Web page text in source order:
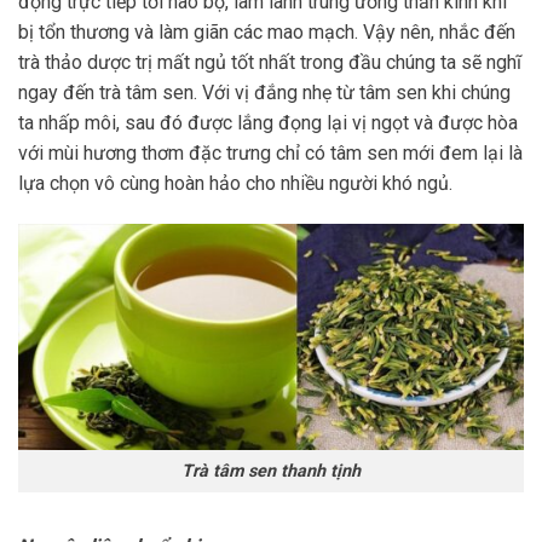
bị tổn thương và làm giãn các mao mạch. Vậy nên, nhắc đến
trà thảo dược trị mất ngủ tốt nhất trong đầu chúng ta sẽ nghĩ
ngay đến trà tâm sen. Với vị đắng nhẹ từ tâm sen khi chúng
ta nhấp môi, sau đó được lắng đọng lại vị ngọt và được hòa
với mùi hương thơm đặc trưng chỉ có tâm sen mới đem lại là
lựa chọn vô cùng hoàn hảo cho nhiều người khó ngủ.
Trà tâm sen thanh tịnh